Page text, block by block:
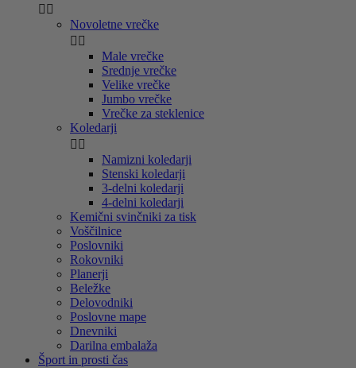
 
Novoletne vrečke
 
Male vrečke
Srednje vrečke
Velike vrečke
Jumbo vrečke
Vrečke za steklenice
Koledarji
 
Namizni koledarji
Stenski koledarji
3-delni koledarji
4-delni koledarji
Kemični svinčniki za tisk
Voščilnice
Poslovniki
Rokovniki
Planerji
Beležke
Delovodniki
Poslovne mape
Dnevniki
Darilna embalaža
Šport in prosti čas